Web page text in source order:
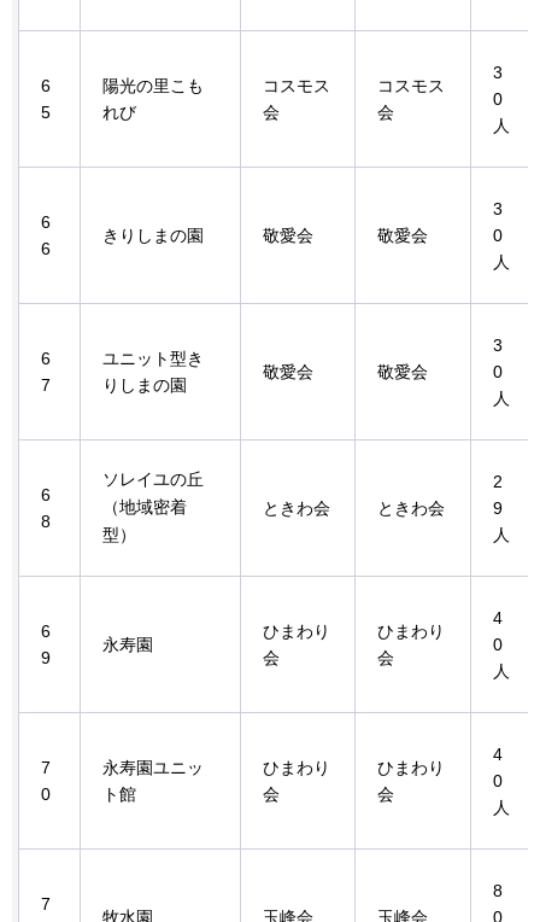
6
5
陽光の里こも
れび
コスモス
会
コスモス
会
3
0
人
6
6
きりしまの園 敬愛会 敬愛会
3
0
人
6
7
ユニット型き
りしまの園
敬愛会 敬愛会
3
0
人
6
8
ソレイユの丘
（地域密着
型）
ときわ会 ときわ会
2
9
人
6
9
永寿園
ひまわり
会
ひまわり
会
4
0
人
7
0
永寿園ユニッ
ト館
ひまわり
会
ひまわり
会
4
0
人
7
牧水園 玉峰会 玉峰会
8
0